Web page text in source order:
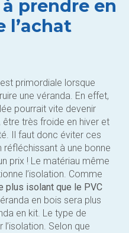
prendre en
l’achat
est primordiale lorsque
une véranda. En effet,
pourrait vite devenir
très froide en hiver et
Il faut donc éviter ces
à une bonne
prix ! Le matériau même
l’isolation. Comme
plus isolant que le PVC
en bois sera plus
en kit. Le type de
Selon que